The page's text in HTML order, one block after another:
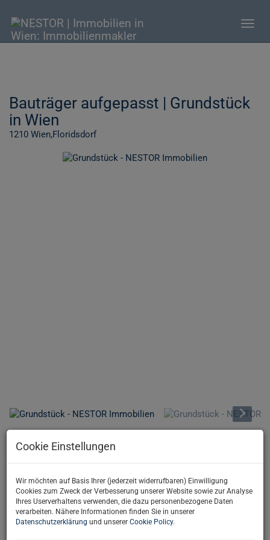
Bauträger aufgepasst | Grundstück
in Wien
1210 Wien,Floridsdorf
Beschreibung
-----------------------------------------
www.immonestor.at- Weitere ähnlicheImmobilien finden Sie
auf unserer Homepage!
Cookie Einstellungen
Wir möchten auf Basis Ihrer (jederzeit widerrufbaren) Einwilligung
Cookies zum Zweck der Verbesserung unserer Website sowie zur Analyse
Ihres Userverhaltens verwenden, die dazu personenbezogene Daten
verarbeiten. Nähere Informationen finden Sie in unserer
Datenschutzerklärung und unserer Cookie Policy.